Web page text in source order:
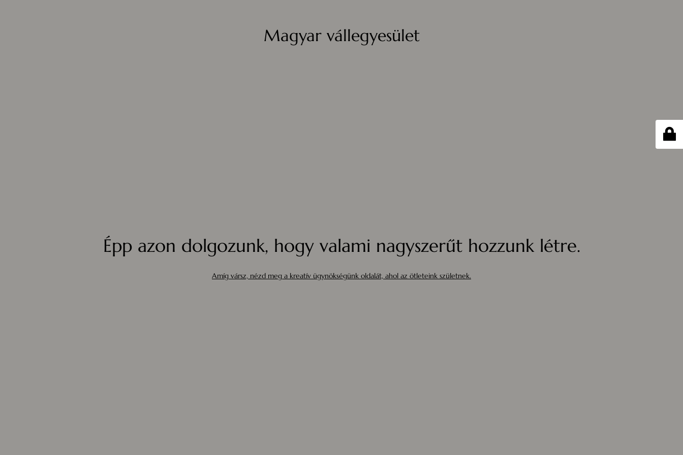
Magyar vállegyesület
Épp azon dolgozunk, hogy valami nagyszerűt hozzunk létre.
Amíg vársz, nézd meg a kreatív ügynökségünk oldalát, ahol az ötleteink születnek.